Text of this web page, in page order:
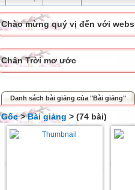
Chào mừng quý vị đến với
Chân Trời mơ ước
Danh sách bài giảng của "Bài giảng"
Gốc>Bài giảng > (74 bài)